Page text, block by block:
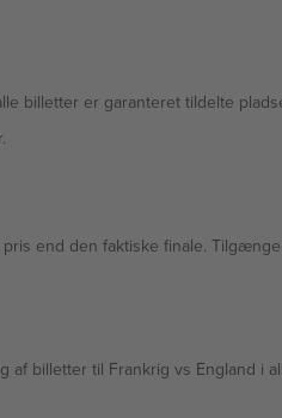
billetter er garanteret tildelte
end den faktiske finale.
billetter til Frankrig vs England i